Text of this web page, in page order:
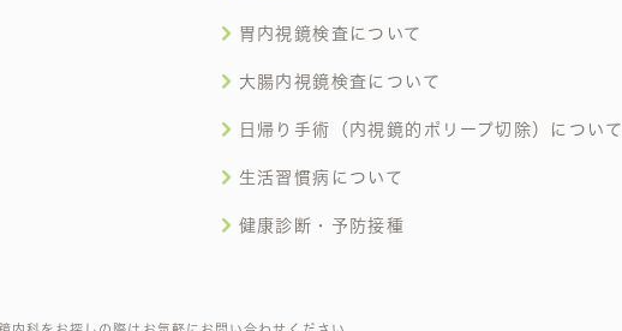
胃内視鏡検査について
大腸内視鏡検査について
日帰り手術（内視鏡的ポリープ切除）について
生活習慣病について
健康診断・予防接種